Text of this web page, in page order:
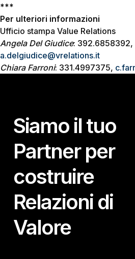
***
Per ulteriori informazioni
Ufficio stampa Value Relations
Angela Del Giudice: 392.6858392,
a.delgiudice@vrelations.it
Chiara Farroni: 331.4997375,
Siamo il tuo
Partner per
costruire
Relazioni di
Valore